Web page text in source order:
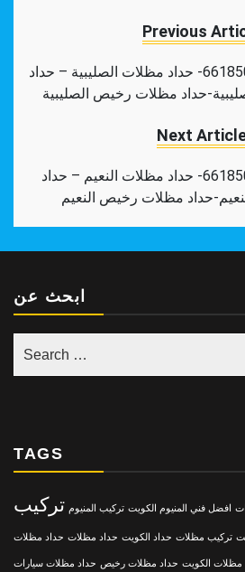
Previous
رقم حداد الصليبية 66185066- حداد مظلات الصليبية – حداد
حداد مظلات رخيص الصليبية
Next
رقم حداد النعيم 66185066- حداد مظلات النعيم – حداد
حداد مظلات رخيص النعيم
ابحث عن
TAGS
افضل فني المنيوم الكويت تركيب المنيوم تركيب
تركيب مظلات حداد الكويت حداد مظلات حداد مظلات
مظلات الكويت حداد مظلات رخيص حداد مظلات سيارات